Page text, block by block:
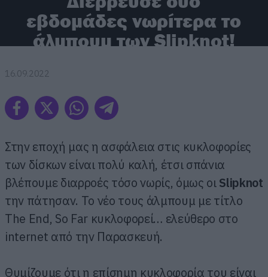
εβδομάδες νωρίτερα το
άλμπουμ των Slipknot!
16.09.2022
Στην εποχή μας η ασφάλεια στις κυκλοφορίες
των δίσκων είναι πολύ καλή, έτσι σπάνια
βλέπουμε διαρροές τόσο νωρίς, όμως οιSlipknot
την πάτησαν. Το νέο τους άλμπουμ με τίτλο
The End, So Far κυκλοφορεί… ελεύθερο στο
internet από την Παρασκευή.
Θυμίζουμε ότι η επίσημη κυκλοφορία του είναι